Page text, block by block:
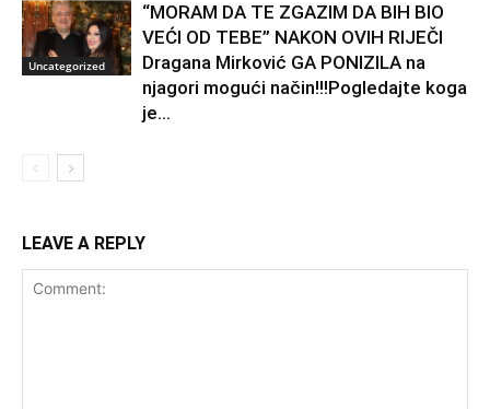
Uncategorized
“MORAM DA TE ZGAZIM DA BIH BIO
VEĆI OD TEBE” NAKON OVIH RIJEČI
Dragana Mirković GA PONIZILA na
njagori mogući način!!!Pogledajte koga
je...
LEAVE A REPLY